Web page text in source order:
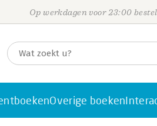
Op werkdagen voor 23:00
Overige boeken